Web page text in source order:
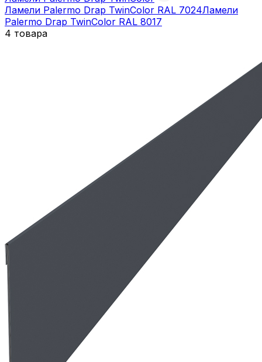
Ламели Palermo Drap TwinColor RAL 7024Ламели
Palermo Drap TwinColor RAL 8017
4 товара